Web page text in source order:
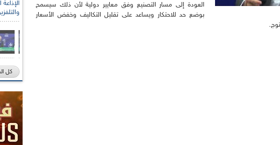
العودة إلى مسار التصنيع وفق معايير دولية لأن ذلك سيسمح
بوضع حد للاحتكار ويساعد على تقليل التكاليف وخفض الأسعار
كل